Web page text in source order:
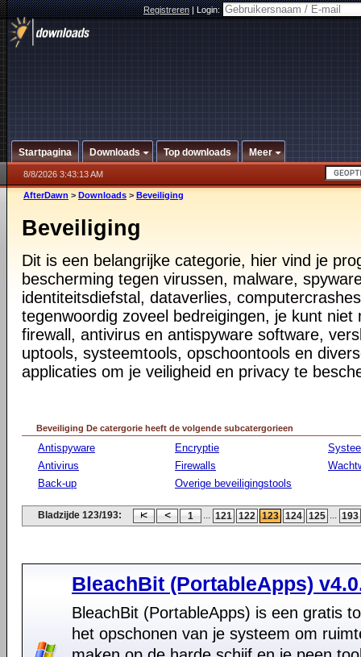
Registreren|Login:
Startpagina Downloads Top downloads Meer
8/8/2026 3:43:13 AM
AfterDawn > Downloads > Beveiliging
Beveiliging
Dit is een belangrijke categorie, hier vind je
bescherming tegen virussen, malware,
identiteitsdiefstal, dataverlies,
tegenwoordig zoveel bedreigingen, je kunt
firewall, antivirus en antispyware software,
uptools, systeemtools, opschoontools en
applicaties om je veiligheid en privacy te
Beveiliging De catergorie heeft de volgende subcatergorieen
Antispyware
Antivirus
Back-up
Encryptie
Firewalls
Overige beveiligingstools
Bladzijde 123/193: 1 ... 121 122 123 124 125 ... 193
BleachBit (PortableApps)
BleachBit (PortableApps) is een gratis
het opschonen van je systeem om